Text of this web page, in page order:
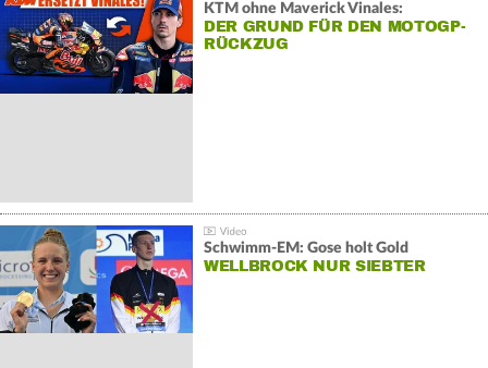
KTM ohne Maverick Vinales:
DER GRUND FÜR DEN MOTOGP-
RÜCKZUG
Schwimm-EM: Gose holt Gold
WELLBROCK NUR SIEBTER